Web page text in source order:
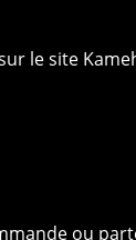
le site
ou